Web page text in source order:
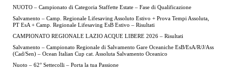
NUOTO – Campionato di Categoria Staffette Estate – Fase di Qualificazione
Salvamento – Camp. Regionale Lifesaving Assoluto Estivo + Prova Tempi Assoluta,
PT EsA + Camp. Regionale Lifesaving EsB Estivo – Risultati
CAMPIONATO REGIONALE LAZIO ACQUE LIBERE 2026 – Risultati
Salvamento – Campionato Regionale di Salvamento Gare Oceaniche EsB/EsA/R/J/Ass
(Cad/Sen) – Ocean Italian Cup cat. Assoluta Salvamento Oceanico
Nuoto – 62° Settecolli – Porta la tua Passione